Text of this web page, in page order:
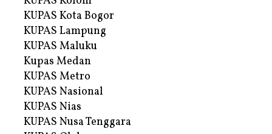
KUPAS Kota Bogor
KUPAS Lampung
KUPAS Maluku
Kupas Medan
KUPAS Metro
KUPAS Nasional
KUPAS Nias
KUPAS Nusa Tenggara